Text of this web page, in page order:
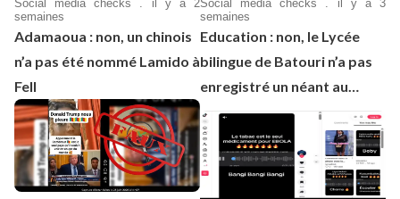
Social media checks . il y a 2
semaines
Adamaoua : non, un chinois
n’a pas été nommé Lamido à
Fell
Social media checks . il y a 3
semaines
Education : non, le Lycée
bilingue de Batouri n’a pas
enregistré un néant au
BEPC 2026